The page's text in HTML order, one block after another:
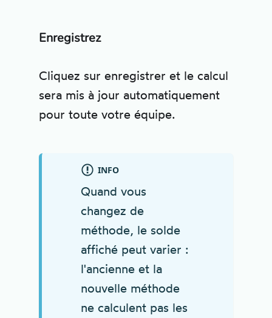
Enregistrez
Cliquez sur enregistrer et le calcul
sera mis à jour automatiquement
pour toute votre équipe.
INFO
Quand vous
changez de
méthode, le solde
affiché peut varier :
l'ancienne et la
nouvelle méthode
ne calculent pas les